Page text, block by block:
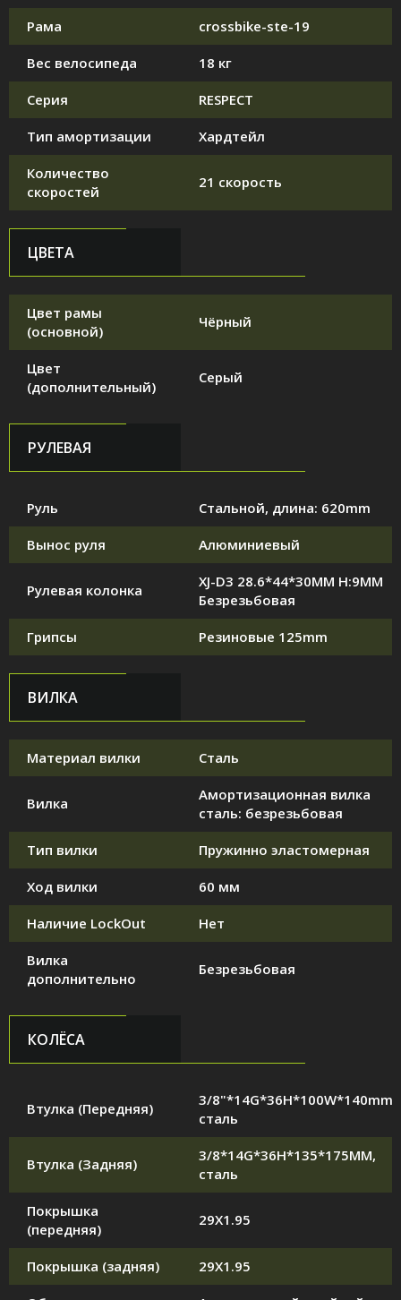
Рама crossbike-ste-19
Вес велосипеда 18 кг
Серия RESPECT
Тип амортизации Хардтейл
Количество
скоростей
21 скорость
ЦВЕТА
Цвет рамы
(основной)
Чёрный
Цвет
(дополнительный)
Серый
РУЛЕВАЯ
Руль Стальной, длина: 620mm
Вынос руля Алюминиевый
Рулевая колонка
XJ-D3 28.6*44*30MM H:9MM
Безрезьбовая
Грипсы Резиновые 125mm
ВИЛКА
Материал вилки Сталь
Вилка
Амортизационная вилка
сталь: безрезьбовая
Тип вилки Пружинно эластомерная
Ход вилки 60 мм
Наличие LockOut Нет
Вилка
дополнительно
Безрезьбовая
КОЛЁСА
Втулка (Передняя)
3/8"*14G*36H*100W*140mm,
сталь
Втулка (Задняя)
3/8*14G*36H*135*175MM,
сталь
Покрышка
(передняя)
29X1.95
Покрышка (задняя) 29X1.95